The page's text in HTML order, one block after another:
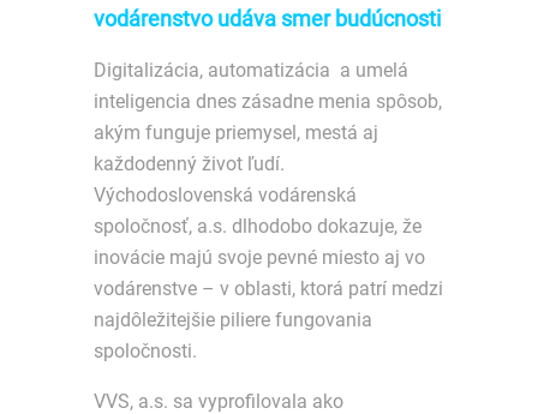
vodárenstvo udáva smer budúcnosti
Digitalizácia, automatizácia a umelá
inteligencia dnes zásadne menia spôsob,
akým funguje priemysel, mestá aj
každodenný život ľudí.
Východoslovenská vodárenská
spoločnosť, a.s. dlhodobo dokazuje, že
inovácie majú svoje pevné miesto aj vo
vodárenstve – v oblasti, ktorá patrí medzi
najdôležitejšie piliere fungovania
spoločnosti.
VVS, a.s. sa vyprofilovala ako